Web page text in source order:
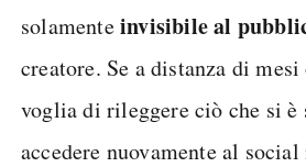
solamenteinvisibile al
creatore. Se a distanza di mesi
voglia di rileggere ciò che si è
accedere nuovamente al